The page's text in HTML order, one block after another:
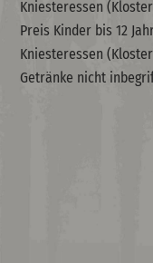
Kniesteressen
Preis Kinder bis 12
Kniesteressen
Getränke nicht